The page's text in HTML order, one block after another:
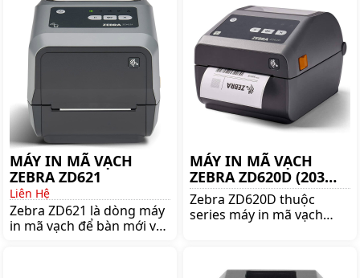
MÁY IN MÃ VẠCH
ZEBRA ZD621
Liên Hệ
Zebra ZD621 là dòng máy
in mã vạch để bàn mới và
MÁY IN MÃ VẠCH
ZEBRA ZD620D (203
DPI)
Zebra ZD620D thuộc
series máy in mã vạch